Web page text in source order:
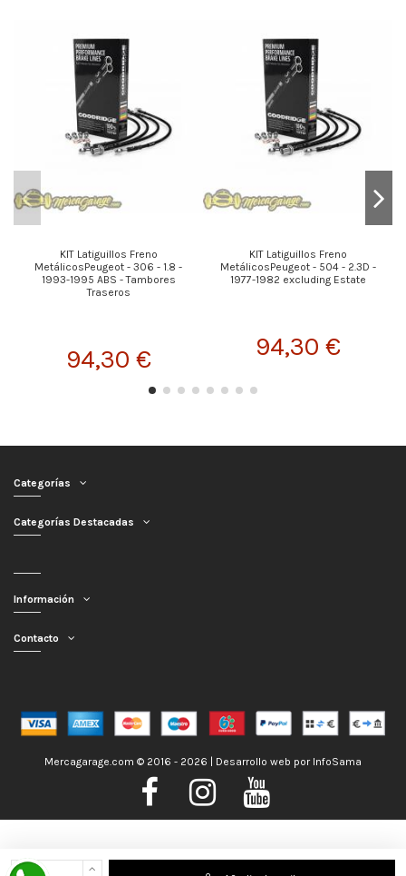
Nos encontramos de Vacaciones, no obstante los pedidos hechos se
KIT Latiguillos Freno
MetálicosPeugeot - 306 - 1.8 -
1993-1995 ABS - Tambores
Traseros
94,30 €
KIT Latiguillos Freno
MetálicosPeugeot - 504 - 2.3D -
1977-1982 excluding Estate
94,30 €
Categorías
Categorías Destacadas
Información
Contacto
Mercagarage.com © 2016 - 2026 | Desarrollo web por InfoSama